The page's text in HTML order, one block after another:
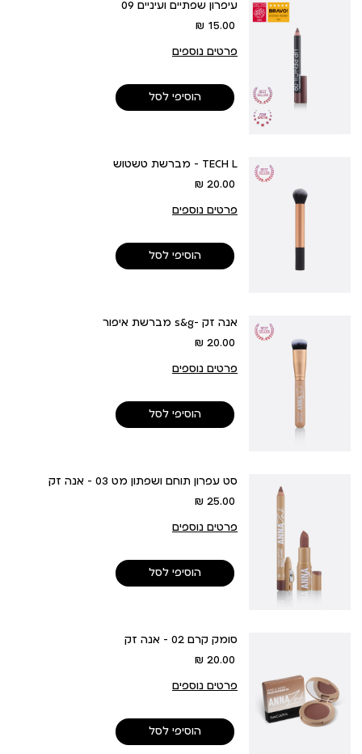
עיפרון שפתיים ועיניים 09
מחיר
15.00 ₪
פרטים נוספים
הוסיפי לסל
מברשת טשטוש - TECH L
מחיר
20.00 ₪
פרטים נוספים
הוסיפי לסל
מברשת איפור s&g- אנה זק
מחיר
20.00 ₪
פרטים נוספים
הוסיפי לסל
סט עפרון תוחם ושפתון מט 03 - אנה זק
מחיר
25.00 ₪
פרטים נוספים
הוסיפי לסל
סומק קרם 02 - אנה זק
מחיר
20.00 ₪
פרטים נוספים
הוסיפי לסל